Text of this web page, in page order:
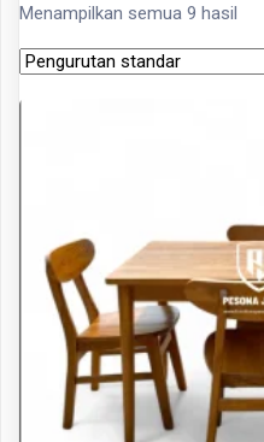
Menampilkan semua 9 hasil